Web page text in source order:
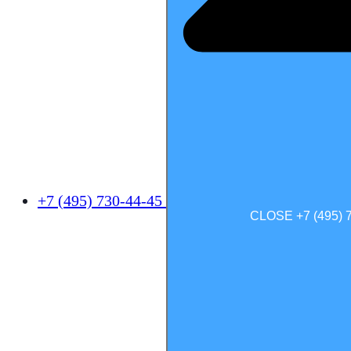
+7 (495) 730-44-45
CLOSE +7 (495)